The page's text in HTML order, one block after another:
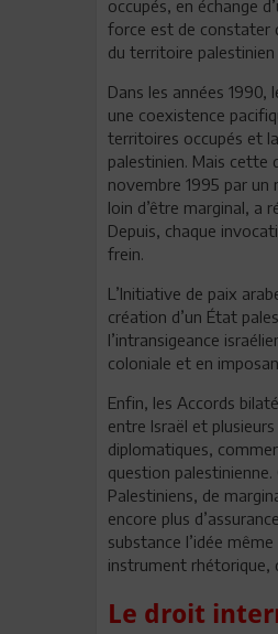
occupés, en échange
force est de constater
du territoire
Dans les années
une coexistence
territoires occupés et
palestinien. Mais cette
novembre 1995 par
loin d’être marginal, a
Depuis, chaque
frein.
L’Initiative de paix
création d’un État
l’intransigeance
coloniale et en
Enfin, les Accords
entre Israël et
diplomatiques,
question
Palestiniens, de
encore plus
substance l’idée
instrument
Le droit